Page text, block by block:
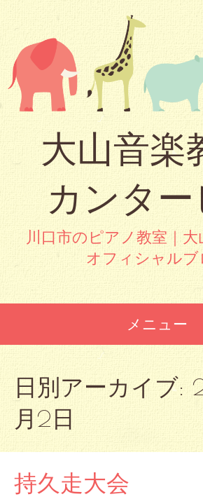
大山音楽
カンター
川口市のピアノ教室｜大
オフィシャルブ
メニュー
日別アーカイブ:
月2日
持久走大会